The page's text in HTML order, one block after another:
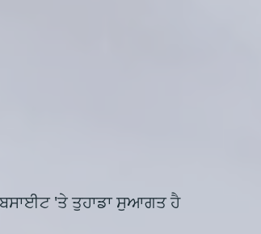
'ਤੇ ਤੁਹਾਡਾ ਸੁਆਗਤ ਹੈ